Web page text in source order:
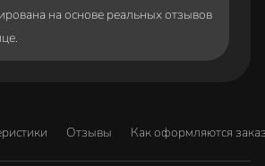
на основе реальных отзывов
Отзывы Как оформляются